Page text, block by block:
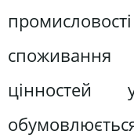
споживання